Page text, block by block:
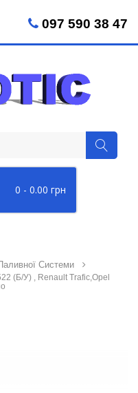
0 - 0.00 грн
097 590 38 47
Системи
(Б/У) , Renault Trafic,Opel